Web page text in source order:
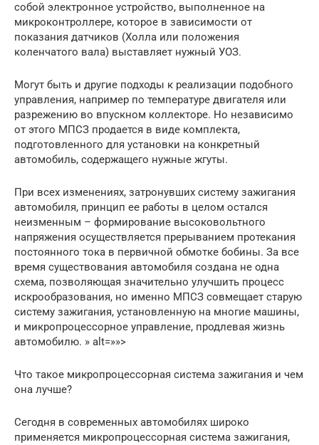
собой электронное устройство, выполненное на
микроконтроллере, которое в зависимости от
показания датчиков (Холла или положения
коленчатого вала) выставляет нужный УОЗ.
Могут быть и другие подходы к реализации подобного
управления, например по температуре двигателя или
разрежению во впускном коллекторе. Но независимо
от этого МПСЗ продается в виде комплекта,
подготовленного для установки на конкретный
автомобиль, содержащего нужные жгуты.
При всех изменениях, затронувших систему зажигания
автомобиля, принцип ее работы в целом остался
неизменным – формирование высоковольтного
напряжения осуществляется прерыванием протекания
постоянного тока в первичной обмотке бобины. За все
время существования автомобиля создана не одна
схема, позволяющая значительно улучшить процесс
искрообразования, но именно МПСЗ совмещает старую
систему зажигания, установленную на многие машины,
и микропроцессорное управление, продлевая жизнь
автомобилю. » alt=»»>
Что такое микропроцессорная система зажигания и чем
она лучше?
Сегодня в современных автомобилях широко
применяется микропроцессорная система зажигания,